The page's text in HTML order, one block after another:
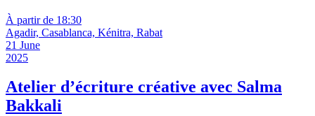
À partir de 18:30
Agadir, Casablanca, Kénitra, Rabat
21 June
2025
Atelier d’écriture créative avec Salma
Bakkali